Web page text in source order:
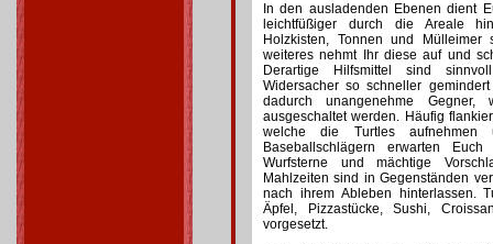
In den ausladenden Ebenen dient
leichtfüßiger durch die Areale
Holzkisten, Tonnen und Mülleimer
weiteres nehmt Ihr diese auf und
Derartige Hilfsmittel sind
Widersacher so schneller
dadurch unangenehme Gegner,
ausgeschaltet werden. Häufig
welche die Turtles
Baseballschlägern erwarten
Wurfsterne und mächtige
Mahlzeiten sind in Gegenständen
nach ihrem Ableben hinterlassen.
Äpfel, Pizzastücke, Sushi,
vorgesetzt.